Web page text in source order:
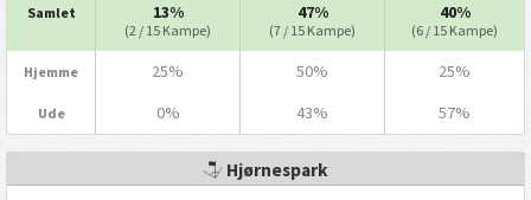
Samlet 13%
(2 / 15 Kampe)
47%
(7 / 15 Kampe)
40%
(6 / 15 Kampe)
Hjemme 25% 50% 25%
Ude 0% 43% 57%
Hjørnespark